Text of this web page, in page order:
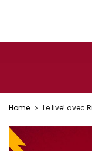
Home Le live! avec